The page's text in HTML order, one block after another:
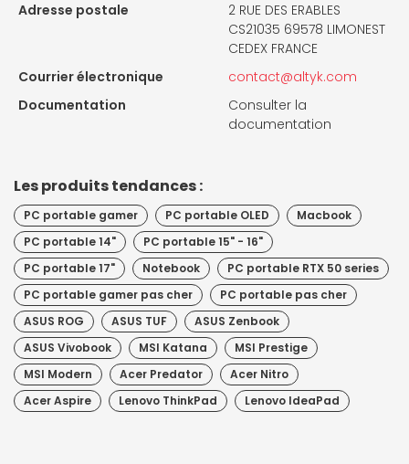
Adresse postale
2 RUE DES ERABLES
CS21035 69578 LIMONEST
CEDEX FRANCE
Courrier électronique
contact@altyk.com
Documentation
Consulter la
documentation
Les produits tendances :
PC portable gamer PC portable OLED
Macbook
PC portable 14"
PC portable 15" - 16"
PC portable 17"
Notebook
PC portable RTX 50 series
PC portable gamer pas cher
PC portable pas cher
ASUS ROG
ASUS TUF
ASUS Zenbook
ASUS Vivobook
MSI Katana
MSI Prestige
MSI Modern
Acer Predator
Acer Nitro
Acer Aspire
Lenovo ThinkPad Lenovo IdeaPad